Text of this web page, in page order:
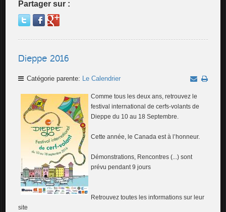
Partager sur :
Dieppe 2016
Catégorie parente: Le Calendrier
Comme tous les deux ans, retrouvez le
festival international de cerfs-volants de
Dieppe du 10 au 18 Septembre.
Cette année, le Canada est à l’honneur.
Démonstrations, Rencontres (...) sont
prévu pendant 9 jours
Retrouvez toutes les informations sur leur
site